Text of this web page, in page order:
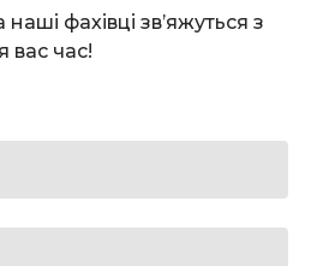
фахівці звʼяжуться з
вас час!